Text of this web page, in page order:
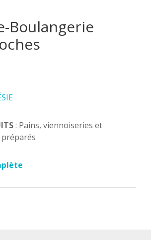
Boulangerie
: Pains, viennoiseries et